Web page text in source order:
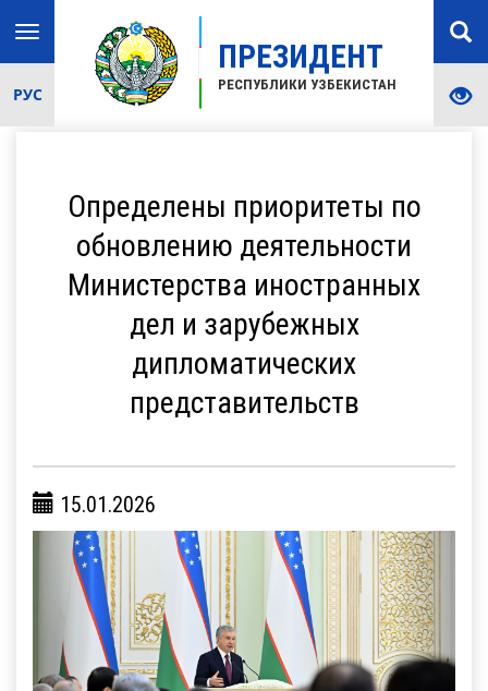
ПРЕЗИДЕНТ
РЕСПУБЛИКИ УЗБЕКИСТАН
Toggle
navigation
РУС
Определены приоритеты по
обновлению деятельности
Министерства иностранных
дел и зарубежных
дипломатических
представительств
15.01.2026